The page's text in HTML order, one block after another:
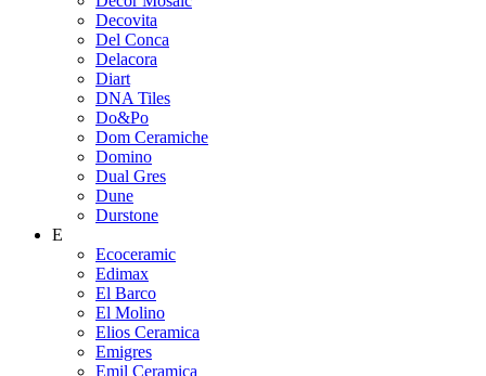
Decovita
Del Conca
Delacora
Diart
DNA Tiles
Do&Po
Dom Ceramiche
Domino
Dual Gres
Dune
Durstone
E
Ecoceramic
Edimax
El Barco
El Molino
Elios Ceramica
Emigres
Emil Ceramica